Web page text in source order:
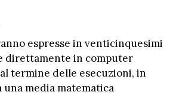
espresse in venticinquesimi
direttamente in computer
termine delle esecuzioni, in
una media matematica